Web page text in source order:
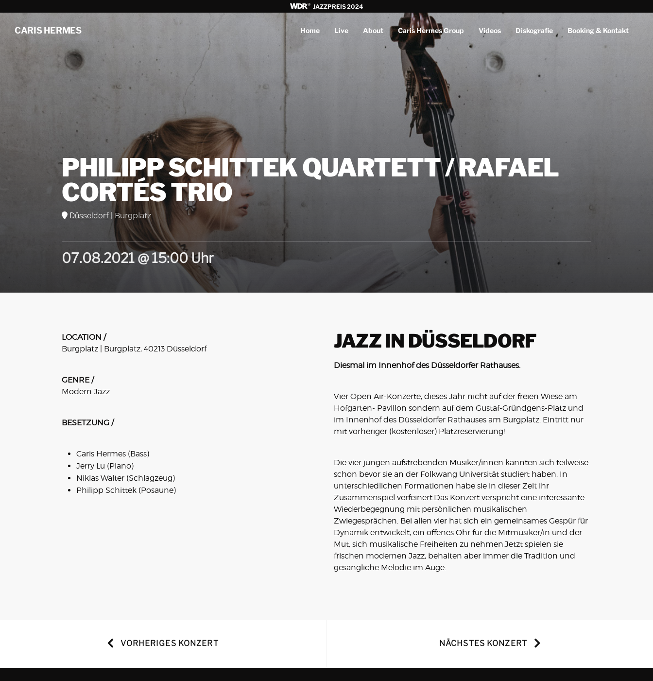
JAZZPREIS 2024
CARIS HERMES Home Live About Caris Hermes Group Videos Diskografie Booking & Kontakt
PHILIPP SCHITTEK QUARTETT / RAFAEL
CORTÉS TRIO
Düsseldorf Burgplatz
07.08.2021 @ 15:00 Uhr
LOCATION /
Burgplatz | Burgplatz, 40213 Düsseldorf
GENRE /
Modern Jazz
BESETZUNG /
Caris Hermes (Bass)
Jerry Lu (Piano)
Niklas Walter (Schlagzeug)
Philipp Schittek (Posaune)
JAZZ IN DÜSSELDORF
Diesmal im Innenhof des Düsseldorfer Rathauses.
Vier Open Air-Konzerte, dieses Jahr nicht auf der freien Wiese am
Hofgarten- Pavillon sondern auf dem Gustaf-Gründgens-Platz und
im Innenhof des Düsseldorfer Rathauses am Burgplatz. Eintritt nur
mit vorheriger (kostenloser) Platzreservierung!
Die vier jungen aufstrebenden Musiker/innen kannten sich teilweise
schon bevor sie an der Folkwang Universität studiert haben. In
unterschiedlichen Formationen habe sie in dieser Zeit ihr
Zusammenspiel verfeinert.Das Konzert verspricht eine interessante
Wiederbegegnung mit persönlichen musikalischen
Zwiegesprächen. Bei allen vier hat sich ein gemeinsames Gespür für
Dynamik entwickelt, ein offenes Ohr für die Mitmusiker/in und der
Mut, sich musikalische Freiheiten zu nehmen.Jetzt spielen sie
frischen modernen Jazz, behalten aber immer die Tradition und
gesangliche Melodie im Auge.
VORHERIGES KONZERT NÄCHSTES KONZERT